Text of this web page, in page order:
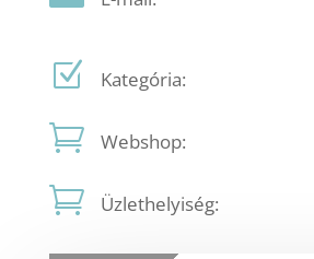
Kategória:
Webshop:
Üzlethelyiség: